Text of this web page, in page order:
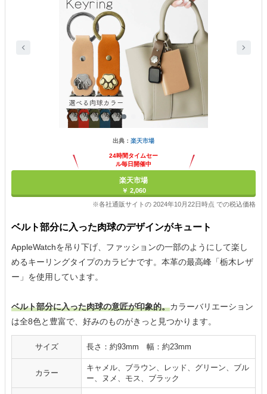
出典： 楽天市場
24時間タイムセー
ル毎日開催中
楽天市場
￥ 2,060
※各社通販サイトの 2024年10月22日時点 での税込価格
ベルト部分に入った肉球のデザインがキュート
AppleWatchを吊り下げ、ファッションの一部のようにして楽し
めるキーリングタイプのカラビナです。本革の最高峰「栃木レザ
ー」を使用しています。
ベルト部分に入った肉球の意匠が印象的。カラーバリエーション
は全8色と豊富で、好みのものがきっと見つかります。
サイズ 長さ：約93mm 幅：約23mm
カラー
キャメル、ブラウン、レッド、グリーン、ブル
ー、ヌメ、モス、ブラック